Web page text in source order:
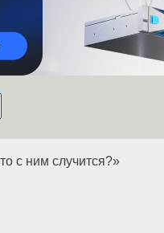
с ним случится?»